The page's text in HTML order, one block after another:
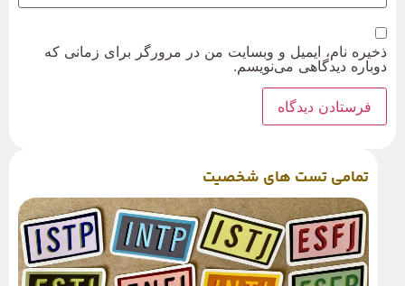
ذخیره نام، ایمیل و وبسایت من در مرورگر برای زمانی که
دوباره دیدگاهی می‌نویسم.
تمامی تست های شخصیت